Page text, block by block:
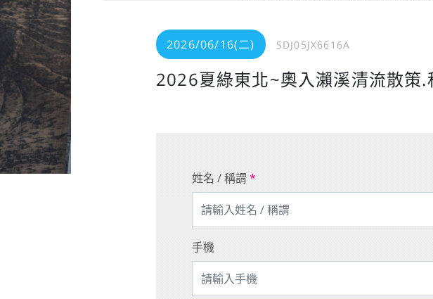
2026/06/16(二) SDJ05JX6616A
2026夏綠東北~奧入瀨溪清流散策
姓名 / 稱謂*
手機